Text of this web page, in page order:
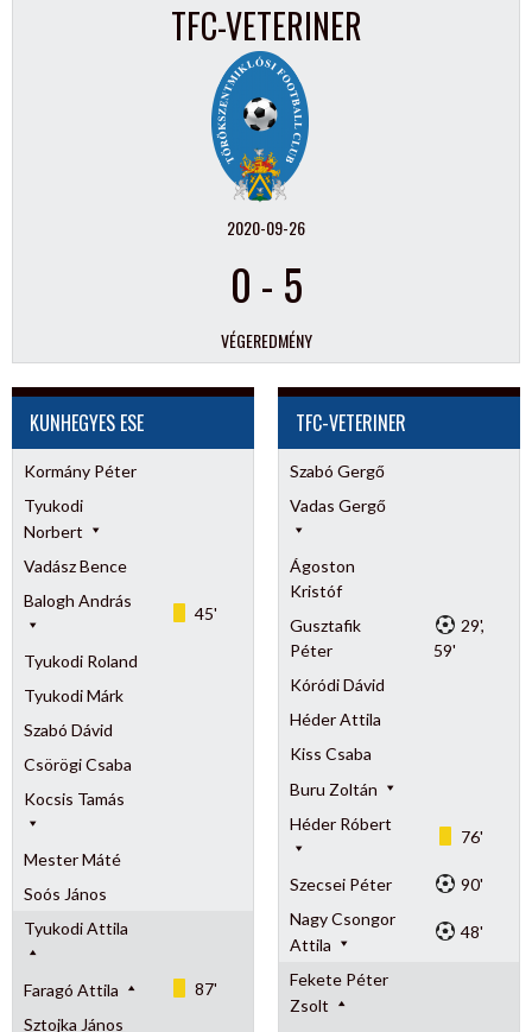
TFC-VETERINER
2020-09-26
0 - 5
VÉGEREDMÉNY
KUNHEGYES ESE
Kormány Péter
Tyukodi
Norbert
Vadász Bence
Balogh András
45'
Tyukodi Roland
Tyukodi Márk
Szabó Dávid
Csörögi Csaba
Kocsis Tamás
Mester Máté
Soós János
Tyukodi Attila
Faragó Attila
87'
Sztojka János
TFC-VETERINER
Szabó Gergő
Vadas Gergő
Ágoston
Kristóf
Gusztafik
Péter
29',
59'
Kóródi Dávid
Héder Attila
Kiss Csaba
Buru Zoltán
Héder Róbert
76'
Szecsei Péter
90'
Nagy Csongor
Attila
48'
Fekete Péter
Zsolt